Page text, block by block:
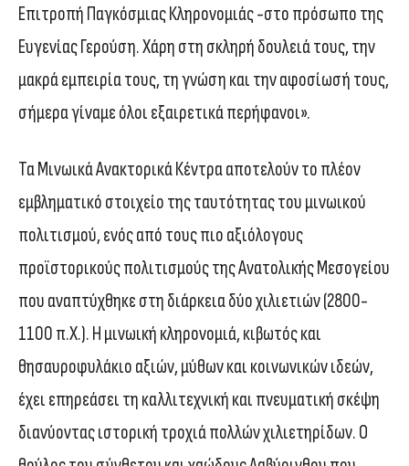
Επιτροπή Παγκόσμιας Κληρονομιάς -στο πρόσωπο της
Ευγενίας Γερούση. Χάρη στη σκληρή δουλειά τους, την
μακρά εμπειρία τους, τη γνώση και την αφοσίωσή τους,
σήμερα γίναμε όλοι εξαιρετικά περήφανοι».
Τα Μινωικά Ανακτορικά Κέντρα αποτελούν το πλέον
εμβληματικό στοιχείο της ταυτότητας του μινωικού
πολιτισμού, ενός από τους πιο αξιόλογους
προϊστορικούς πολιτισμούς της Ανατολικής Μεσογείου
που αναπτύχθηκε στη διάρκεια δύο χιλιετιών (2800-
1100 π.Χ.). Η μινωική κληρονομιά, κιβωτός και
θησαυροφυλάκιο αξιών, μύθων και κοινωνικών ιδεών,
έχει επηρεάσει τη καλλιτεχνική και πνευματική σκέψη
διανύοντας ιστορική τροχιά πολλών χιλιετηρίδων. Ο